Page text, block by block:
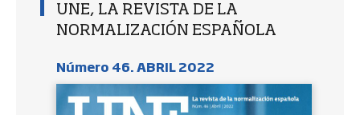
UNE, LA REVISTA DE LA
NORMALIZACIÓN ESPAÑOLA
Número 46. ABRIL 2022